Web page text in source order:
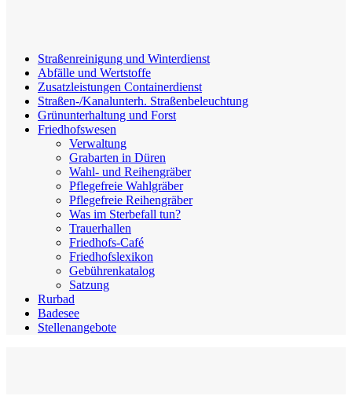
Straßenreinigung und Winterdienst
Abfälle und Wertstoffe
Zusatzleistungen Containerdienst
Straßen-/Kanalunterh. Straßenbeleuchtung
Grünunterhaltung und Forst
Friedhofswesen
Verwaltung
Grabarten in Düren
Wahl- und Reihengräber
Pflegefreie Wahlgräber
Pflegefreie Reihengräber
Was im Sterbefall tun?
Trauerhallen
Friedhofs-Café
Friedhofslexikon
Gebührenkatalog
Satzung
Rurbad
Badesee
Stellenangebote